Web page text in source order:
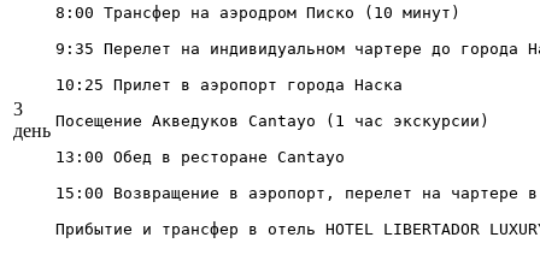
3
день
8:00 Трансфер на аэродром Писко (10 минут)
9:35 Перелет на индивидуальном чартере до города
10:25 Прилет в аэропорт города Наска
Посещение Акведуков Cantayo (1 час экскурсии)
13:00 Обед в ресторане Cantayo
15:00 Возвращение в аэропорт, перелет на чартере
Прибытие и трансфер в отель HOTEL LIBERTADOR